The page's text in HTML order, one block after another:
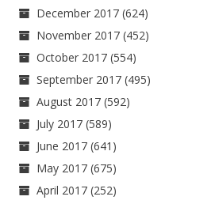
December 2017 (624)
November 2017 (452)
October 2017 (554)
September 2017 (495)
August 2017 (592)
July 2017 (589)
June 2017 (641)
May 2017 (675)
April 2017 (252)